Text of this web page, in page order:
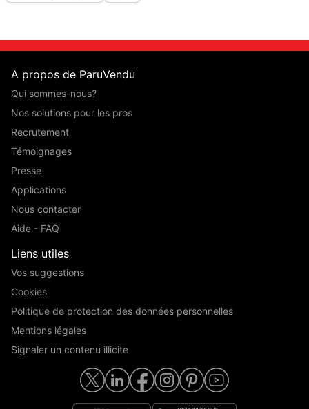
A propos de ParuVendu
Qui sommes-nous?
Nos solutions pour les pros
Recrutement
Témoignages
Presse
Applications
Nous contacter
Aide - FAQ
Liens utiles
Vos suggestions
Cookies
Politique de protection des données personnelles
Mentions légales
Signaler un contenu illicite